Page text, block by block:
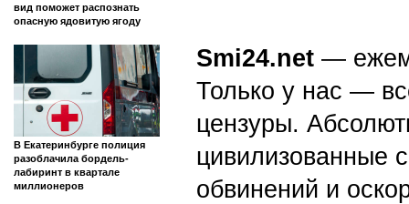
вид поможет распознать
опасную ядовитую ягоду
В Екатеринбурге полиция
разоблачила бордель-
лабиринт в квартале
миллионеров
Smi24.net —
Только у нас —
цензуры.
цивилизованные
обвинений и